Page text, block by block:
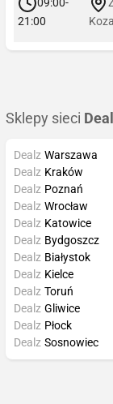
21:00
Sklepy sieci
Dealz Warszawa
Dealz Kraków
Dealz Poznań
Dealz Wrocław
Dealz Katowice
Dealz Bydgoszcz
Dealz Białystok
Dealz Kielce
Dealz Toruń
Dealz Gliwice
Dealz Płock
Dealz Sosnowiec